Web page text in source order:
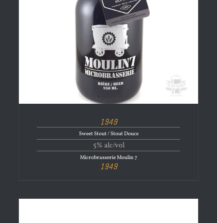
1949
Sweet Stout / Stout Douce
5% alc/vol
Microbrasserie Moulin 7
1949